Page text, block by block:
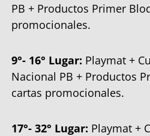
PB + Productos Primer
promocionales.
9°- 16° Lugar: Playmat +
Nacional PB + Productos
cartas promocionales.
17°- 32° Lugar: Playmat +